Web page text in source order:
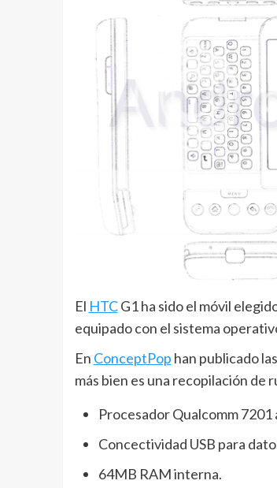
El HTCG1 ha sido el móvil
equipado con el sistema
En ConceptPop han publicado
más bien es una recopilación
Procesador Qualcomm 7201
Concectividad USB para
64MB RAM interna.